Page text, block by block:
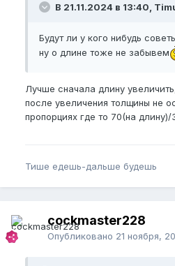
В 21.11.2024 в 13:40,
Будут ли у кого нибудь
ну о длине тоже не забывем
Лучше сначала длину
после увеличения толщины не
пропорциях где то 70(на
Тише едешь-дальше будешь
cockmaster228
Опубликовано 21 ноября,